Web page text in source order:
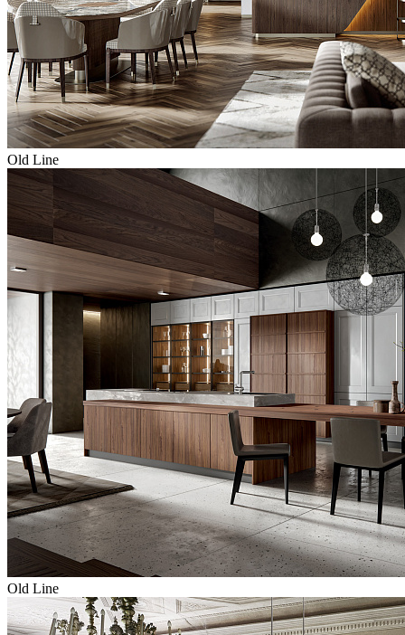
Old Line
Old Line